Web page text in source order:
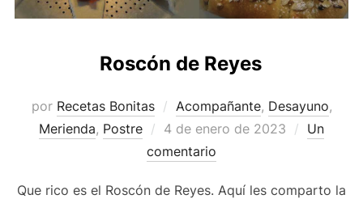
Roscón de Reyes
por Recetas Bonitas Acompañante, Desayuno,
Merienda, Postre
Publicado
el
4 de enero de 2023
Un
comentario
Que rico es el Roscón de Reyes. Aquí les comparto la